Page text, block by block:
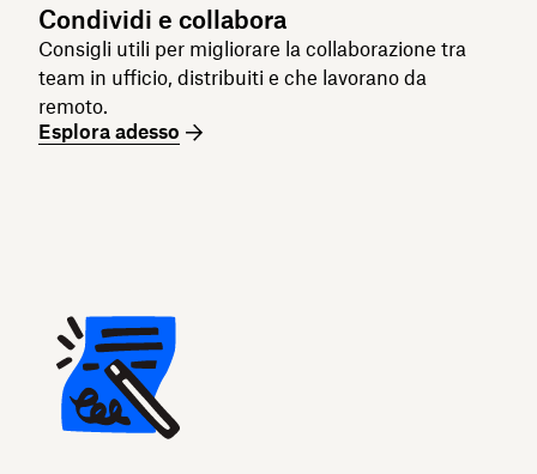
Condividi e collabora
Consigli utili per migliorare la collaborazione tra
team in ufficio, distribuiti e che lavorano da
remoto.
Esplora adesso